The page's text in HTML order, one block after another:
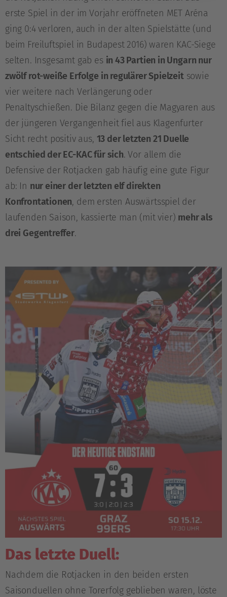
erste Spiel in der im Vorjahr eröffneten MET Aréna
ging 0:4 verloren, auch in der alten Spielstätte (und
beim Freiluftspiel in Budapest 2016) waren KAC-Siege
selten. Insgesamt gab es in 43 Partien in Ungarn nur
zwölf rot-weiße Erfolge in regulärer Spielzeitsowie
vier weitere nach Verlängerung oder
Penaltyschießen. Die Bilanz gegen die Magyaren aus
der jüngeren Vergangenheit fiel aus Klagenfurter
Sicht recht positiv aus, 13 der letzten 21 Duelle
entschied der EC-KAC für sich. Vor allem die
Defensive der Rotjacken gab häufig eine gute Figur
ab: In nur einer der letzten elf direkten
Konfrontationen, dem ersten Auswärtsspiel der
laufenden Saison, kassierte man (mit vier) mehr als
drei Gegentreffer.
Das letzte Duell:
Nachdem die Rotjacken in den beiden ersten
Saisonduellen ohne Torerfolg geblieben waren, löste